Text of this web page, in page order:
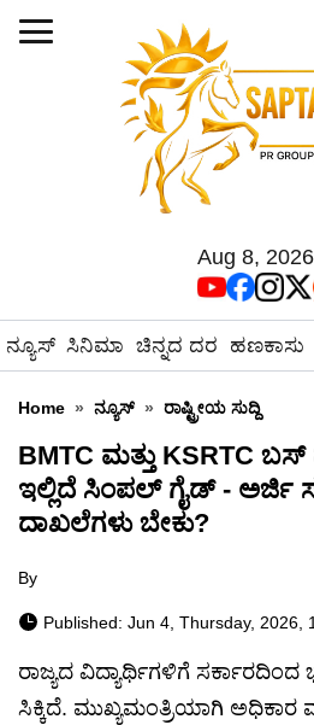
Aug 8, 2026
ನ್ಯೂಸ್ ಸಿನಿಮಾ ಚಿನ್ನದ ದರ ಹಣಕಾಸು
Home » ನ್ಯೂಸ್ » ರಾಷ್ಟ್ರೀಯ ಸುದ್ದಿ
BMTC ಮತ್ತು KSRTC
ಇಲ್ಲಿದೆ ಸಿಂಪಲ್ ಗೈಡ್ - ಅರ್ಜಿ
ದಾಖಲೆಗಳು ಬೇಕು?
By
Published: Jun 4, Thursday, 2026,
ರಾಜ್ಯದ ವಿದ್ಯಾರ್ಥಿಗಳಿಗೆ
ಸಿಕ್ಕಿದೆ. ಮುಖ್ಯಮಂತ್ರಿಯಾಗಿ ಅಧಿಕಾರ